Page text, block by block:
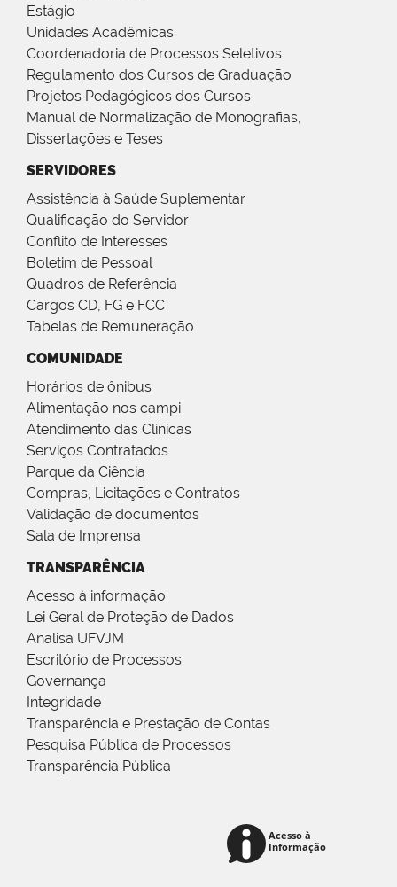
Estágio
Unidades Acadêmicas
Coordenadoria de Processos Seletivos
Regulamento dos Cursos de Graduação
Projetos Pedagógicos dos Cursos
Manual de Normalização de Monografias,
Dissertações e Teses
SERVIDORES
Assistência à Saúde Suplementar
Qualificação do Servidor
Conflito de Interesses
Boletim de Pessoal
Quadros de Referência
Cargos CD, FG e FCC
Tabelas de Remuneração
COMUNIDADE
Horários de ônibus
Alimentação nos campi
Atendimento das Clínicas
Serviços Contratados
Parque da Ciência
Compras, Licitações e Contratos
Validação de documentos
Sala de Imprensa
TRANSPARÊNCIA
Acesso à informação
Lei Geral de Proteção de Dados
Analisa UFVJM
Escritório de Processos
Governança
Integridade
Transparência e Prestação de Contas
Pesquisa Pública de Processos
Transparência Pública